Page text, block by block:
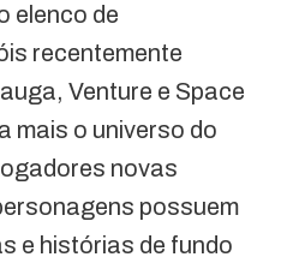
elenco de
recentemente
Venture e Space
mais o universo do
novas
possuem
e histórias de fundo